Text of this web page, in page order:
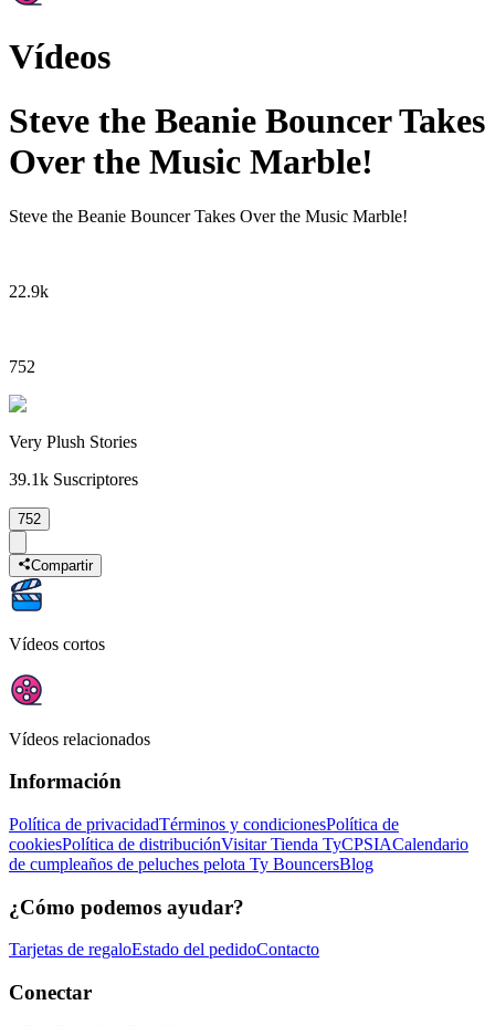
Vídeos
Steve the Beanie Bouncer Takes
Over the Music Marble!
Steve the Beanie Bouncer Takes Over the Music Marble!
22.9k
752
Very Plush Stories
39.1k Suscriptores
752
Compartir
Vídeos cortos
Vídeos relacionados
Información
Política de privacidadTérminos y condicionesPolítica de
cookiesPolítica de distribuciónVisitar Tienda TyCPSIACalendario
de cumpleaños de peluches pelota Ty BouncersBlog
¿Cómo podemos ayudar?
Tarjetas de regaloEstado del pedidoContacto
Conectar